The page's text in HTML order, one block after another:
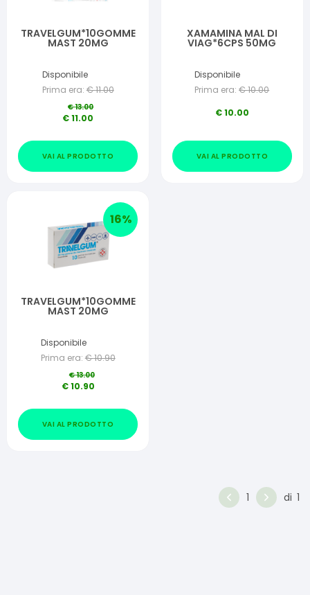
TRAVELGUM*10GOMME
MAST 20MG
Disponibile
Prima era: €11.00
€13.00
€11.00
VAI AL PRODOTTO
XAMAMINA MAL DI
VIAG*6CPS 50MG
Disponibile
Prima era: €10.00
€10.00
VAI AL PRODOTTO
16%
TRAVELGUM*10GOMME
MAST 20MG
Disponibile
Prima era: €10.90
€13.00
€10.90
VAI AL PRODOTTO
1 di 1